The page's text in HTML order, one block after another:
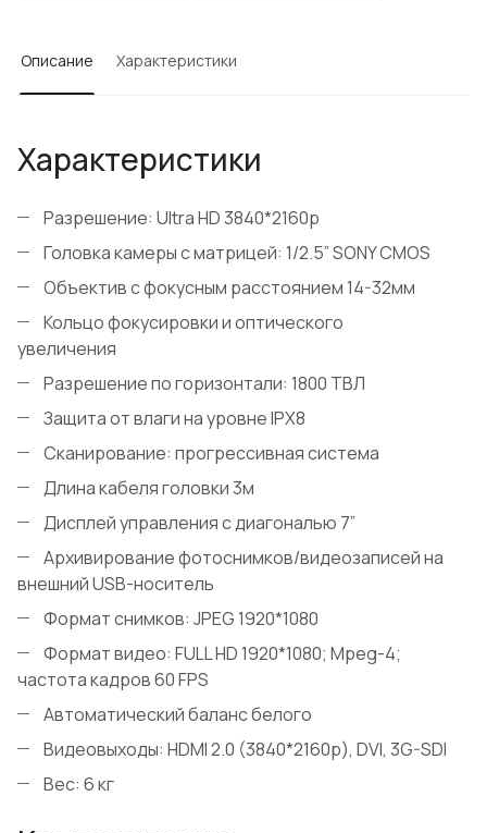
Описание Характеристики
Характеристики
Разрешение: Ultra HD 3840*2160р
Головка камеры с матрицей: 1/2.5” SONY CMOS
Объектив с фокусным расстоянием 14-32мм
Кольцо фокусировки и оптического
увеличения
Разрешение по горизонтали: 1800 ТВЛ
Защита от влаги на уровне IPX8
Сканирование: прогрессивная система
Длина кабеля головки 3м
Дисплей управления с диагональю 7”
Архивирование фотоснимков/видеозаписей на
внешний USB-носитель
Формат снимков: JPEG 1920*1080
Формат видео: FULL HD 1920*1080; Mpeg-4;
частота кадров 60 FPS
Автоматический баланс белого
Видеовыходы: HDMI 2.0 (3840*2160р), DVI, 3G-SDI
Вес: 6 кг